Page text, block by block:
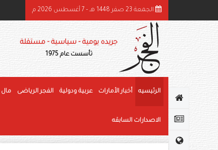
بن راشد: الشيخ زايد قائد عظيم وحّد الصف وأرسى دعائم النهضة وغرس قيم
الجمعة 23 صفر 1448 هـ - 7 أغسطس 2026 م
جريده يومية - سياسية - مستقلة
تأسست عام 1975
الرئيسيه أخبار الأمارات عربية ودولية الفجر الرياضى مال
الاصدارات السابقه